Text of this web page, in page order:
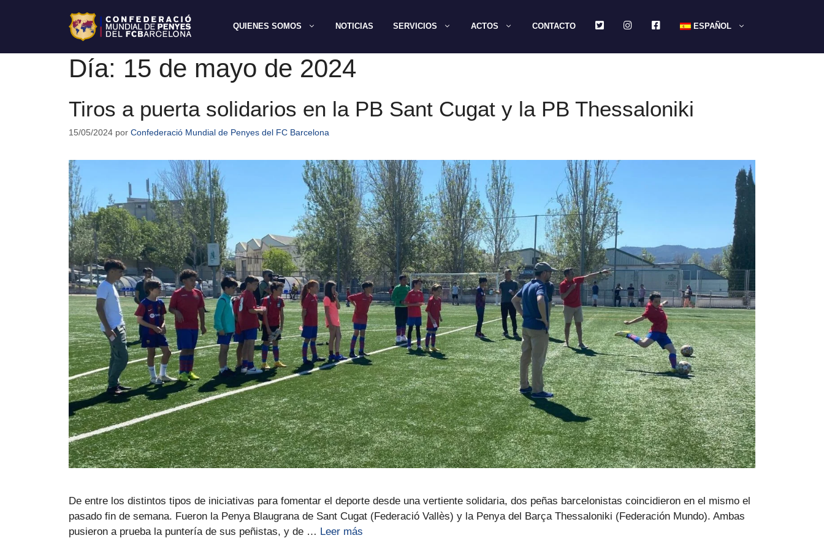
QUIENES SOMOS NOTICIAS SERVICIOS ACTOS CONTACTO TWITTERINSTAGRAMFACEBOOKESPAÑOL
Día: 15 de mayo de 2024
Tiros a puerta solidarios en la PB Sant Cugat y la PB Thessaloniki
15/05/2024 por Confederació Mundial de Penyes del FC Barcelona
De entre los distintos tipos de iniciativas para fomentar el deporte desde una vertiente solidaria, dos peñas barcelonistas coincidieron en el mismo el
pasado fin de semana. Fueron la Penya Blaugrana de Sant Cugat (Federació Vallès) y la Penya del Barça Thessaloniki (Federación Mundo). Ambas
pusieron a prueba la puntería de sus peñistas, y de … Leer más